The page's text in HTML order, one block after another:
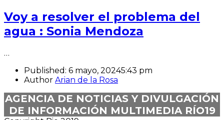
Voy a resolver el problema del
agua : Sonia Mendoza
…
Published: 6 mayo, 20245:43 pm
Author Arian de la Rosa
AGENCIA DE NOTICIAS Y DIVULGACIÓN
DE INFORMACIÓN MULTIMEDIA RÍO19